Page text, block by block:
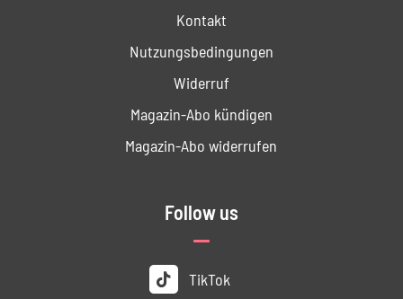
Kontakt
Nutzungs­bedingungen
Widerruf
Magazin-Abo kündigen
Magazin-Abo widerrufen
Follow us
TikTok